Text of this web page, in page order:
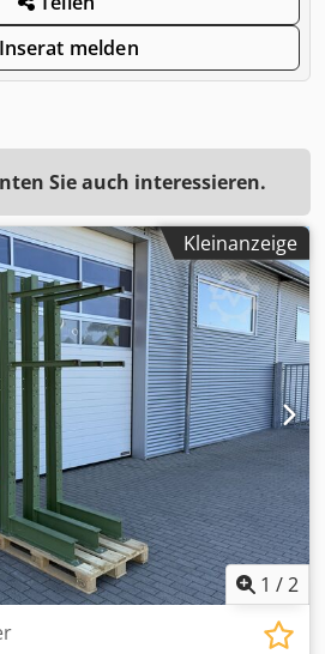
Inserat melden
Sie auch interessieren.
Kleinanzeige
1 /2